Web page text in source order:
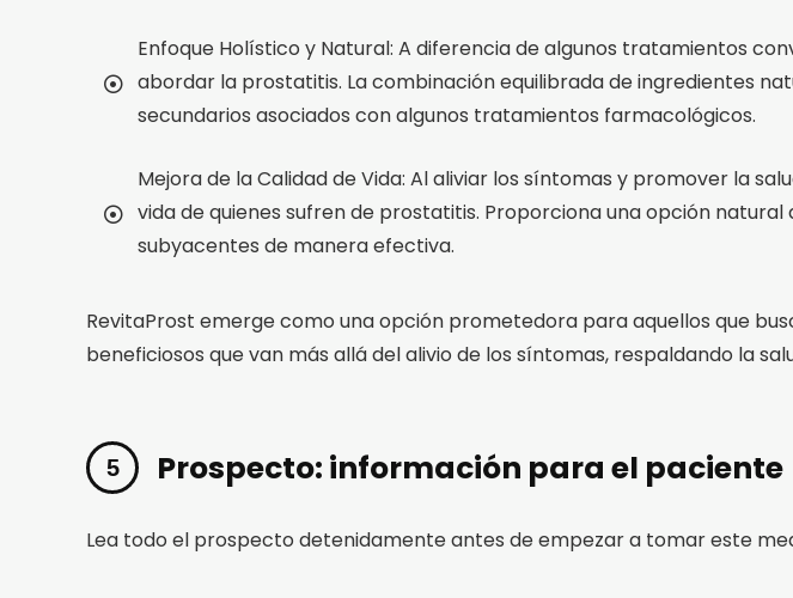
Enfoque Holístico y Natural: A diferencia de algunos tratamientos
abordar la prostatitis. La combinación equilibrada de ingredientes
secundarios asociados con algunos tratamientos farmacológicos.
Mejora de la Calidad de Vida: Al aliviar los síntomas y promover la
vida de quienes sufren de prostatitis. Proporciona una opción
subyacentes de manera efectiva.
RevitaProst emerge como una opción prometedora para aquellos que
beneficiosos que van más allá del alivio de los síntomas, respaldando la
Prospecto: información para el paciente
Lea todo el prospecto detenidamente antes de empezar a tomar este